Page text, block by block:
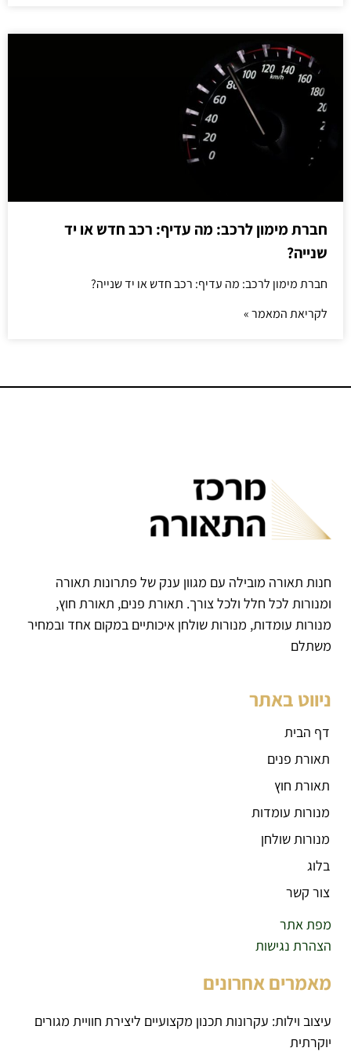
חברת מימון לרכב: מה עדיף: רכב חדש או יד
שנייה?
חברת מימון לרכב: מה עדיף: רכב חדש או יד שנייה?
לקריאת המאמר »
חנות תאורה מובילה עם מגוון ענק של פתרונות תאורה
ומנורות לכל חלל ולכל צורך. תאורת פנים, תאורת חוץ,
מנורות עומדות, מנורות שולחן איכותיים במקום אחד ובמחיר
משתלם
ניווט באתר
דף הבית
תאורת פנים
תאורת חוץ
מנורות עומדות
מנורות שולחן
בלוג
צור קשר
מפת אתר
הצהרת נגישות
מאמרים אחרונים
עיצוב וילות: עקרונות תכנון מקצועיים ליצירת חוויית מגורים
יוקרתית